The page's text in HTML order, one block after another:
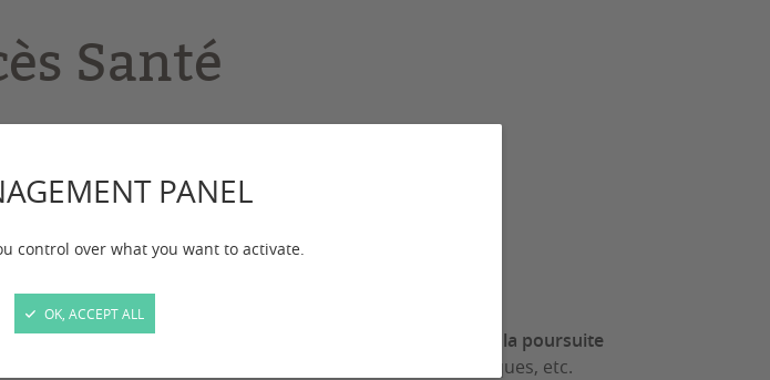
PANEL
control over what you want to activate.
OK, ACCEPT ALL
Santé
acquérir les connaissances et les compétences nécessaires à la poursuite
: microéconomie, macroéconomie, management, statistiques, etc.